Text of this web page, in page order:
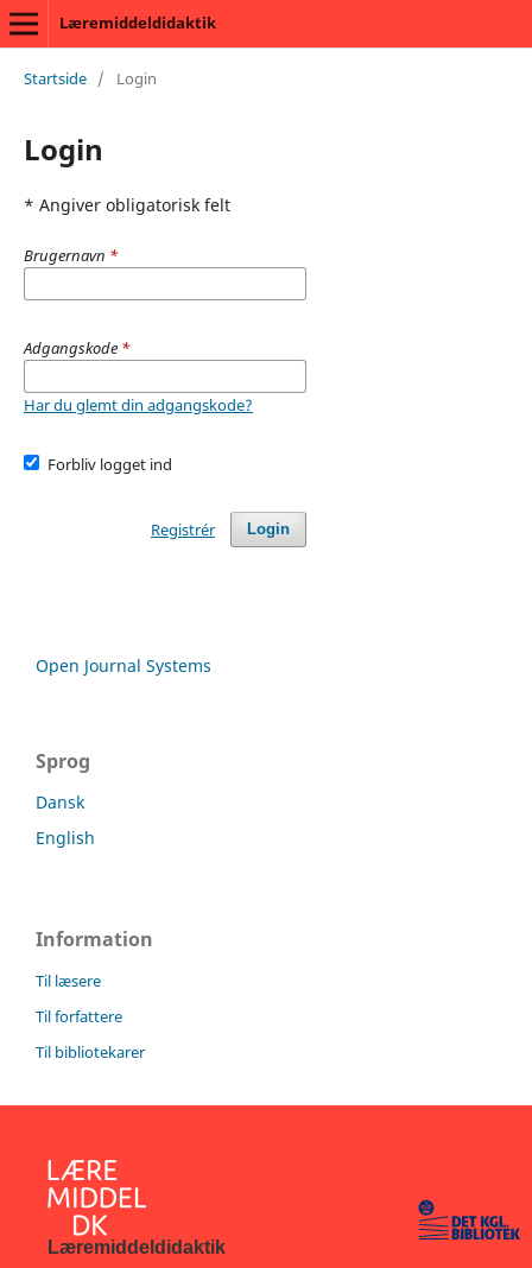
Læremiddeldidaktik
Startside / Login
Login
* Angiver obligatorisk felt
Brugernavn *
Adgangskode *
Har du glemt din adgangskode?
Forbliv logget ind
Login
Registrér
Open Journal Systems
Sprog
Dansk
English
Information
Til læsere
Til forfattere
Til bibliotekarer
Læremiddeldidaktik